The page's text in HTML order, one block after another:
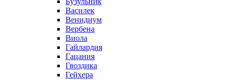
Василек
Венидиум
Вербена
Виола
Гайлардия
Гацания
Гвоздика
Гейхера